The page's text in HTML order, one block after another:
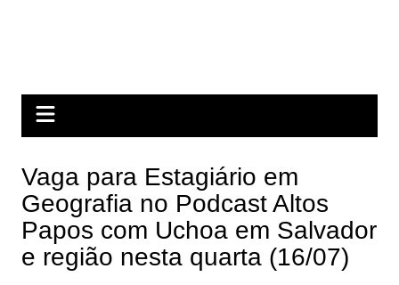
Vaga para Estagiário em
Geografia no Podcast Altos
Papos com Uchoa em Salvador
e região nesta quarta (16/07)